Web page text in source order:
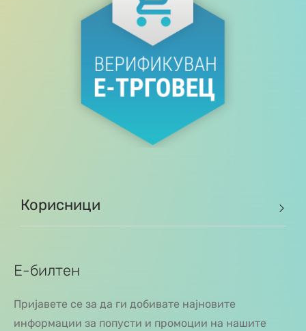
Корисници
Е-билтен
Пријавете се за да ги добивате најновите
информации за попусти и промоции на нашите